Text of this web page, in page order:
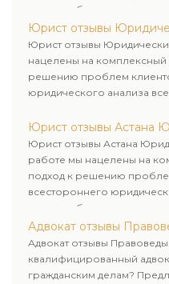
дела и выбор
завершения.
Юрист отзывы
Юрист отзывы
нацелены на комплексный
решению проблем
юридического анализа
Юрист отзывы Астана
Юрист отзывы Астана
работе мы нацелены на
подход к решению
всестороннего
дела и выбор
завершения.
Адвокат отзывы
Адвокат отзывы
квалифицированный
гражданским делам?